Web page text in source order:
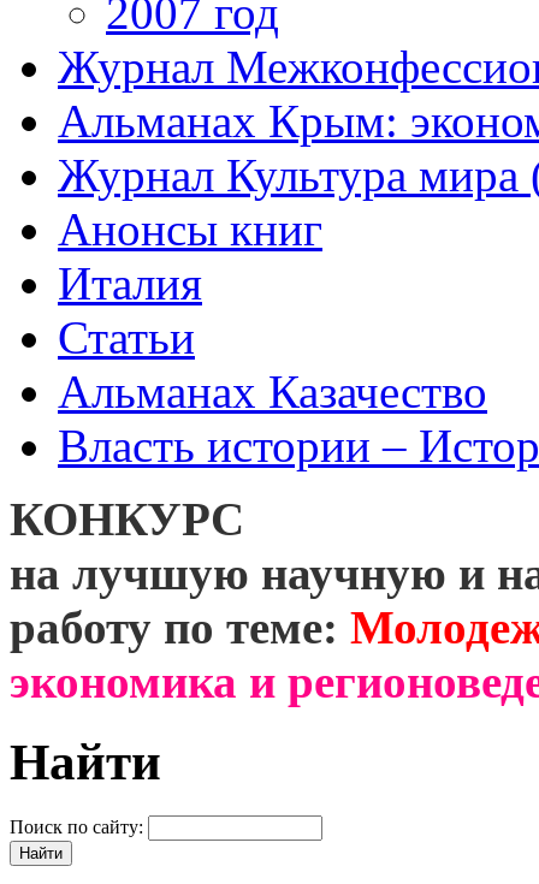
2007 год
Журнал
Альманах Крым:
Журнал Культура
Анонсы книг
Италия
Статьи
Альманах Казачество
Власть истории –
КОНКУРС
на лучшую научную и
работу по теме:
экономика и
Найти
Поиск по сайту: